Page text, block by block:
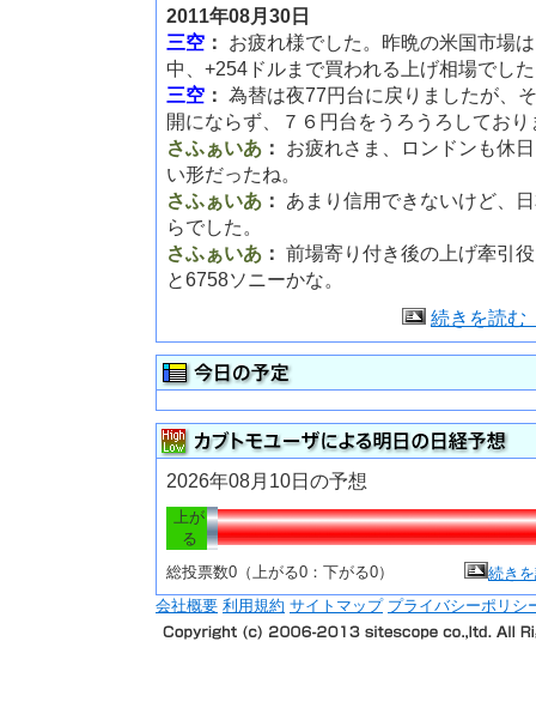
2011年08月30日
三空 ：
お疲れ様でした。昨晩の米国市場
中、+254ドルまで買われる上げ相場でし
三空 ： 為替は夜77円台に戻りましたが、
開にならず、７６円台をうろうろしており
さふぁいあ ：
お疲れさま、ロンドンも休
い形だったね。
さふぁいあ ：
あまり信用できないけど、
らでした。
さふぁいあ ： 前場寄り付き後の上げ牽引
と6758ソニーかな。
続きを読む
2026年08月10日の予想
上が
る
総投票数0（上がる0：下がる0）
続き
会社概要 利用規約 サイトマップ プライバシーポリシ